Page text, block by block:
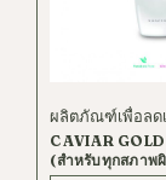
CAVIAR GOLD
(สำหรับทุกสภาพ
ผลิตภัณฑ์เพื่อลด